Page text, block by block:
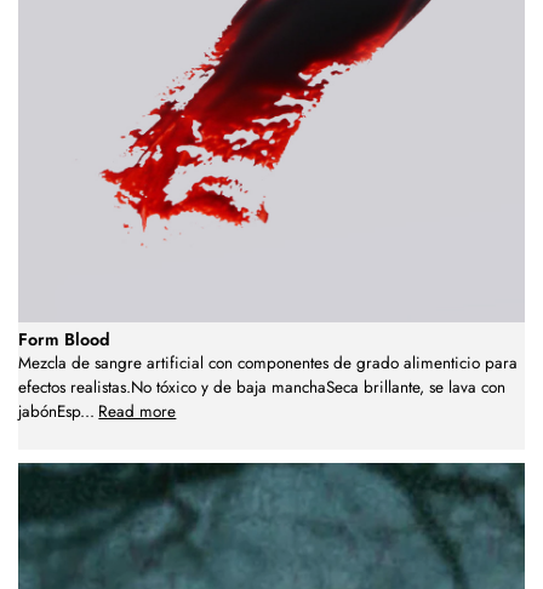
Form Blood
Mezcla de sangre artificial con componentes de grado alimenticio para
efectos realistas.No tóxico y de baja manchaSeca brillante, se lava con
jabónEsp... Read more